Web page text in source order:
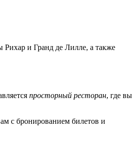
Рихар и Гранд де Лилле, а также
просторный ресторан, где вы
с бронированием билетов и